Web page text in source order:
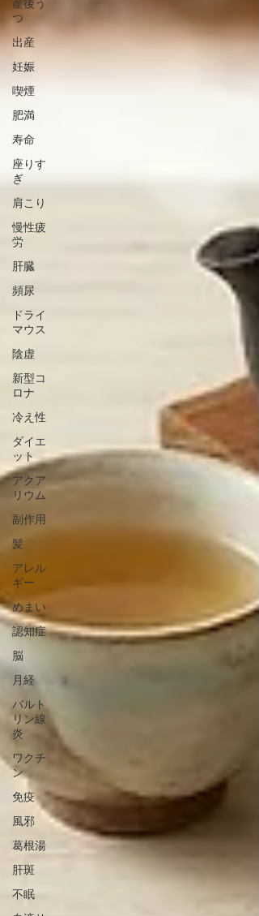
産後う
つ
出産
妊娠
喫煙
肥満
寿命
座りす
ぎ
肩こり
慢性疲
労
肝臓
頻尿
ドライ
マウス
陰虚
新型コ
ロナ
冷え性
ダイエ
ット
アクア
リウム
副作用
髪
アレル
ギー
めまい
認知症
脳
月経
バルト
リン線
炎
ワクチ
ン
免疫
風邪
葛根湯
肝斑
不眠